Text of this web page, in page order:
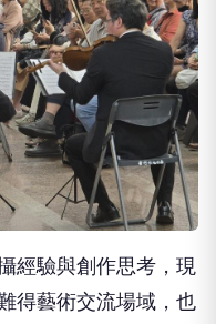
經驗與創作思考，現
得藝術交流場域，也